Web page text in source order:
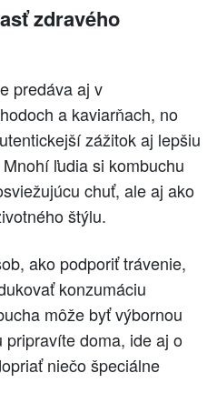
zdravého
predáva aj v
a kaviarňach, no
zážitok aj lepšiu
ľudia si kombuchu
chuť, ale aj ako
štýlu.
ako podporiť trávenie,
konzumáciu
môže byť výbornou
doma, ide aj o
niečo špeciálne